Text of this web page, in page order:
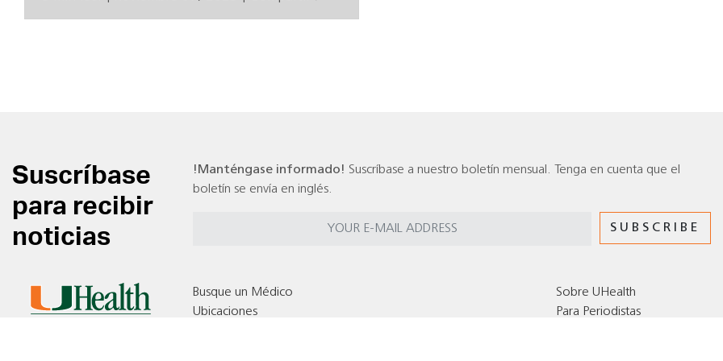
Suscríbase
para recibir
noticias
!Manténgase informado! Suscríbase a nuestro boletín mensual. Tenga en cuenta que el
boletín se envía en inglés.
Busque un Médico
Ubicaciones
Sobre UHealth
Para Periodistas